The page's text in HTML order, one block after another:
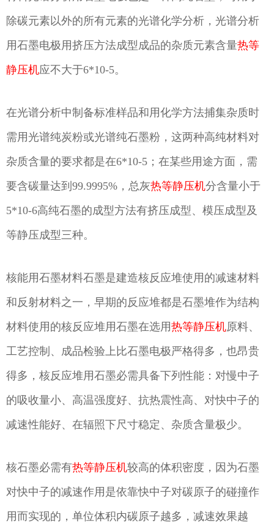
除碳元素以外的所有元素的光谱化学分析，光谱分析
用石墨电极用挤压方法成型成品的杂质元素含量热等
静压机应不大于6*10-5。
在光谱分析中制备标准样品和用化学方法捕集杂质时
需用光谱纯炭粉或光谱纯石墨粉，这两种高纯材料对
杂质含量的要求都是在6*10-5；在某些用途方面，需
要含碳量达到99.9995%，总灰热等静压机分含量小于
5*10-6高纯石墨的成型方法有挤压成型、模压成型及
等静压成型三种。
核能用石墨材料石墨是建造核反应堆使用的减速材料
和反射材料之一，早期的反应堆都是石墨堆作为结构
材料使用的核反应堆用石墨在选用热等静压机原料、
工艺控制、成品检验上比石墨电极严格得多，也昂贵
得多，核反应堆用石墨必需具备下列性能：对慢中子
的吸收量小、高温强度好、抗热震性高、对快中子的
减速性能好、在辐照下尺寸稳定、杂质含量极少。
核石墨必需有热等静压机较高的体积密度，因为石墨
对快中子的减速作用是依靠快中子对碳原子的碰撞作
用而实现的，单位体积内碳原子越多，减速效果越